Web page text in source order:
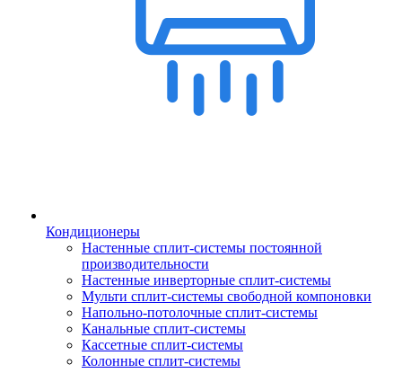
Кондиционеры
Настенные сплит-системы постоянной
производительности
Настенные инверторные сплит-системы
Мульти сплит-системы свободной компоновки
Напольно-потолочные сплит-системы
Канальные сплит-системы
Кассетные сплит-системы
Колонные сплит-системы